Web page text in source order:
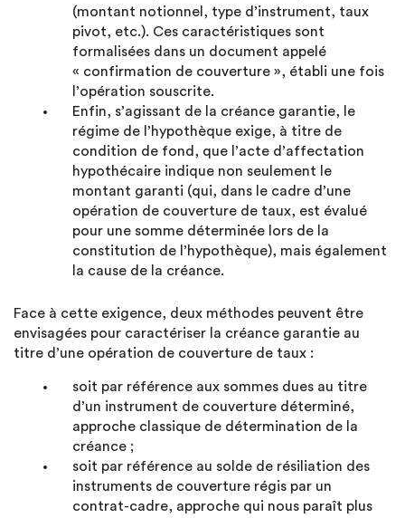
(montant notionnel, type d’instrument, taux
pivot, etc.). Ces caractéristiques sont
formalisées dans un document appelé
« confirmation de couverture », établi une fois
l’opération souscrite.
Enfin, s’agissant de la créance garantie, le
régime de l’hypothèque exige, à titre de
condition de fond, que l’acte d’affectation
hypothécaire indique non seulement le
montant garanti (qui, dans le cadre d’une
opération de couverture de taux, est évalué
pour une somme déterminée lors de la
constitution de l’hypothèque), mais également
la cause de la créance.
Face à cette exigence, deux méthodes peuvent être
envisagées pour caractériser la créance garantie au
titre d’une opération de couverture de taux :
soit par référence aux sommes dues au titre
d’un instrument de couverture déterminé,
approche classique de détermination de la
créance ;
soit par référence au solde de résiliation des
instruments de couverture régis par un
contrat-cadre, approche qui nous paraît plus